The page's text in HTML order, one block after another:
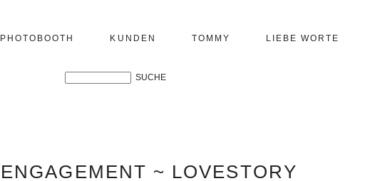
PHOTOBOOTH KUNDEN TOMMY LIEBE WORTE
ENGAGEMENT ~ LOVESTORY